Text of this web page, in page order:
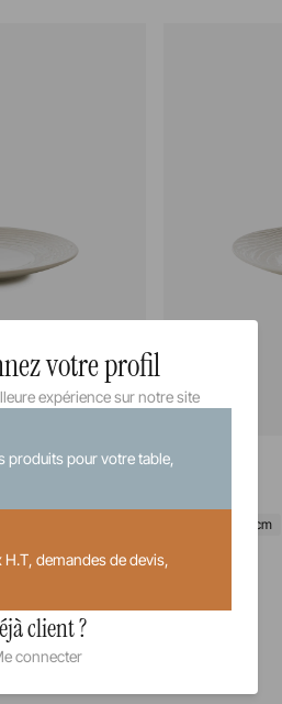
Arborescence
31 cm
votre profil
expérience sur notre site
produits pour votre table,
demandes de devis,
client ?
connecter